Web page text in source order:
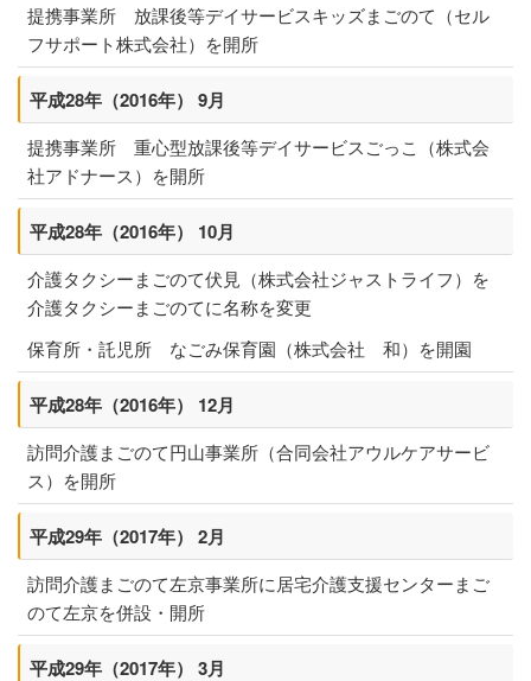
提携事業所 放課後等デイサービスキッズまごのて（セル
フサポート株式会社）を開所
平成28年（2016年） 9月
提携事業所 重心型放課後等デイサービスごっこ（株式会
社アドナース）を開所
平成28年（2016年） 10月
介護タクシーまごのて伏見（株式会社ジャストライフ）を
介護タクシーまごのてに名称を変更
保育所・託児所 なごみ保育園（株式会社 和）を開園
平成28年（2016年） 12月
訪問介護まごのて円山事業所（合同会社アウルケアサービ
ス）を開所
平成29年（2017年） 2月
訪問介護まごのて左京事業所に居宅介護支援センターまご
のて左京を併設・開所
平成29年（2017年） 3月